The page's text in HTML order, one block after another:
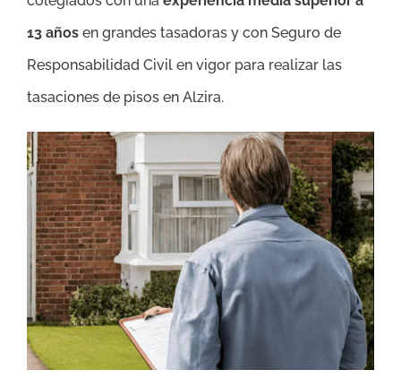
13 años en grandes tasadoras y con Seguro de
Responsabilidad Civil en vigor para realizar las
tasaciones de pisos en Alzira.